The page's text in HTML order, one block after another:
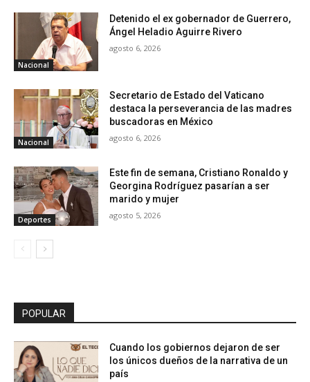
Nacional
Detenido el ex gobernador de Guerrero,
Ángel Heladio Aguirre Rivero
agosto 6, 2026
Nacional
Secretario de Estado del Vaticano
destaca la perseverancia de las madres
buscadoras en México
agosto 6, 2026
Deportes
Este fin de semana, Cristiano Ronaldo y
Georgina Rodríguez pasarían a ser
marido y mujer
agosto 5, 2026
POPULAR
Cuando los gobiernos dejaron de ser
los únicos dueños de la narrativa de un
país